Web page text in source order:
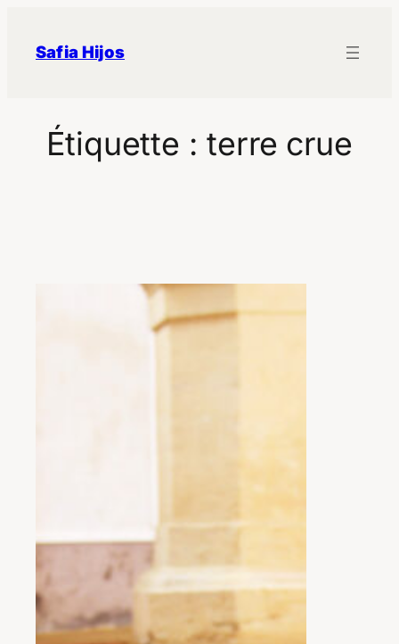
contenu
Safia Hijos
Étiquette : terre crue